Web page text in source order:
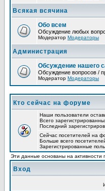
Всякая всячина
Обо всем
Обсуждение любых
Модератор Модераторы
Администрация
Обсуждение нашего
Обсуждение вопросов /
Модератор Модераторы
Кто сейчас на форуме
Наши пользователи
Всего
Последний
Сейчас посетителей на
Больше всего
Зарегистрированные
Эти данные основаны на активности
Вход